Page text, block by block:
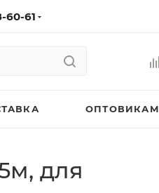
60-61
ОПТОВИКАМ
для